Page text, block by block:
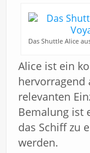
Das Shuttle Alice
Alice ist ein
hervorragend
relevanten
Bemalung ist
das Schiff zu
werden.